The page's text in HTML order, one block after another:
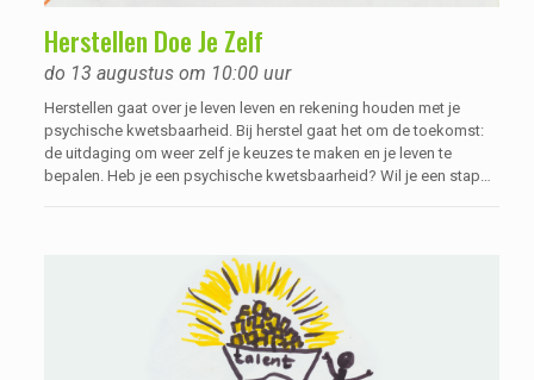
Herstellen Doe Je Zelf
do 13 augustus om 10:00 uur
Herstellen gaat over je leven leven en rekening houden met je
psychische kwetsbaarheid. Bij herstel gaat het om de toekomst:
de uitdaging om weer zelf je keuzes te maken en je leven te
bepalen. Heb je een psychische kwetsbaarheid? Wil je een stap